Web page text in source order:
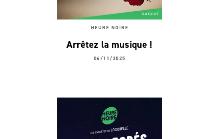
HEURE NOIRE
Arrêtez la musique !
06/11/2025